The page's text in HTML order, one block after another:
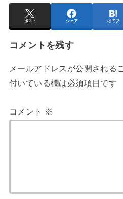
ポスト シェア はてブ
コメントを残す
メールアドレスが公開される
付いている欄は必須項目です
コメント ※